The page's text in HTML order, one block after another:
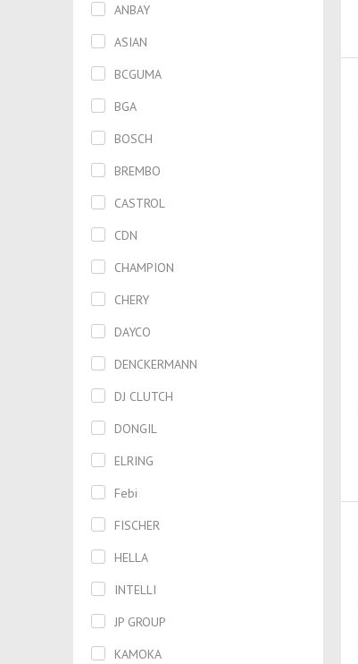
Отбойник
Палец
Панель
Патрубок
Пепельница
Переключатель
Поддон масляный
Подкрылок
Подрамник
Подушка глушителя
Подшипник
Подшипник передней ступицы
Подшипник сцепления
Полка
Полуось
Помпа водяная
Поршень
Предохранитель
Прокладка
Прокладка впускного коллектора
ANBAY
ASIAN
BCGUMA
BGA
BOSCH
BREMBO
CASTROL
CDN
CHAMPION
CHERY
DAYCO
DENCKERMANN
DJ CLUTCH
DONGIL
ELRING
Febi
FISCHER
HELLA
INTELLI
JP GROUP
KAMOKA